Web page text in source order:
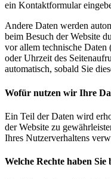
ein Kontaktformular
Andere Daten werden
beim Besuch der Website
vor allem technische Daten
oder Uhrzeit des
automatisch, sobald Sie
Wofür nutzen wir Ihre
Ein Teil der Daten wird
der Website zu
Ihres Nutzerverhaltens
Welche Rechte haben